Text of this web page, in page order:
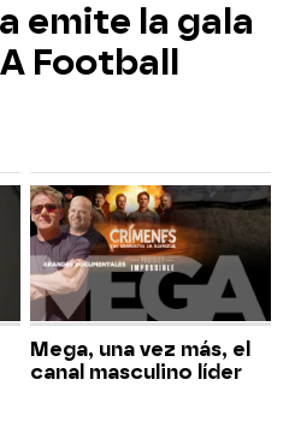
emite la gala
Football
Mega, una vez más, el
canal masculino líder